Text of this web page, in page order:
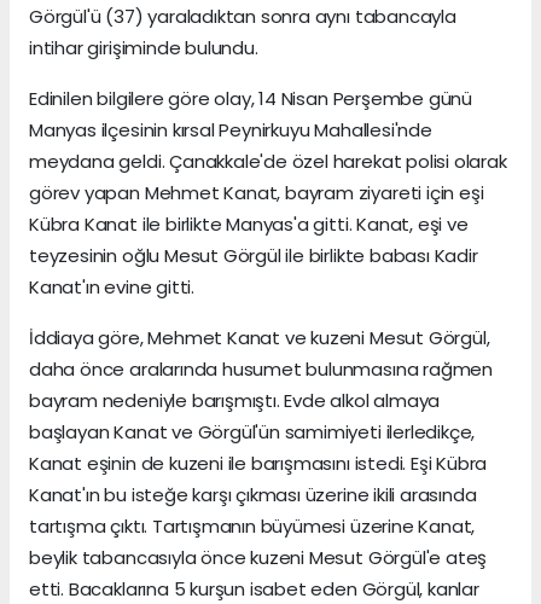
Görgül'ü (37) yaraladıktan sonra aynı tabancayla
intihar girişiminde bulundu.
Edinilen bilgilere göre olay, 14 Nisan Perşembe günü
Manyas ilçesinin kırsal Peynirkuyu Mahallesi'nde
meydana geldi. Çanakkale'de özel harekat polisi olarak
görev yapan Mehmet Kanat, bayram ziyareti için eşi
Kübra Kanat ile birlikte Manyas'a gitti. Kanat, eşi ve
teyzesinin oğlu Mesut Görgül ile birlikte babası Kadir
Kanat'ın evine gitti.
İddiaya göre, Mehmet Kanat ve kuzeni Mesut Görgül,
daha önce aralarında husumet bulunmasına rağmen
bayram nedeniyle barışmıştı. Evde alkol almaya
başlayan Kanat ve Görgül'ün samimiyeti ilerledikçe,
Kanat eşinin de kuzeni ile barışmasını istedi. Eşi Kübra
Kanat'ın bu isteğe karşı çıkması üzerine ikili arasında
tartışma çıktı. Tartışmanın büyümesi üzerine Kanat,
beylik tabancasıyla önce kuzeni Mesut Görgül'e ateş
etti. Bacaklarına 5 kurşun isabet eden Görgül, kanlar